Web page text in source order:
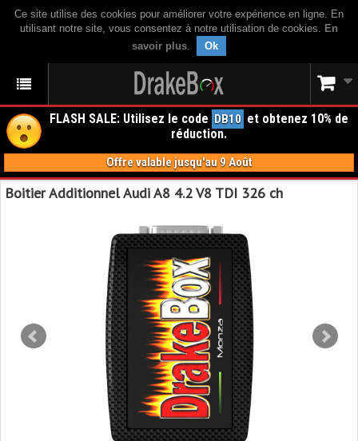
Ce site utilise des cookies pour améliorer votre expérience en ligne. En
utilisant notre site, vous consentez à notre utilisation de cookies. En
savoir plus. Ok
FLASH SALE: Utilisez le code DB10 et obtenez 10% de
réduction.
Offre valable jusqu'au 9 Août
Boitier Additionnel Audi A8 4.2 V8 TDI 326 ch